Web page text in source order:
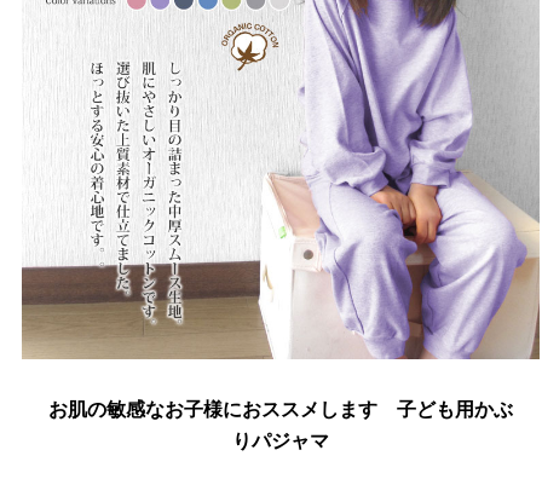
お肌の敏感なお子様におススメします 子ども用かぶ
りパジャマ